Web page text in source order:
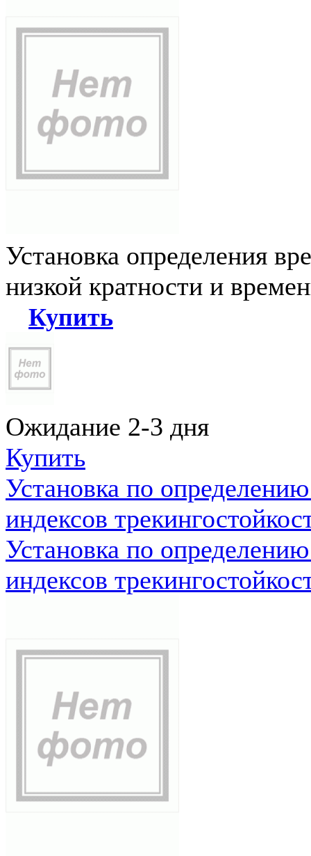
Установка определения
низкой кратности и
Купить
Ожидание 2-3 дня
Купить
Установка по
индексов
Установка по
индексов